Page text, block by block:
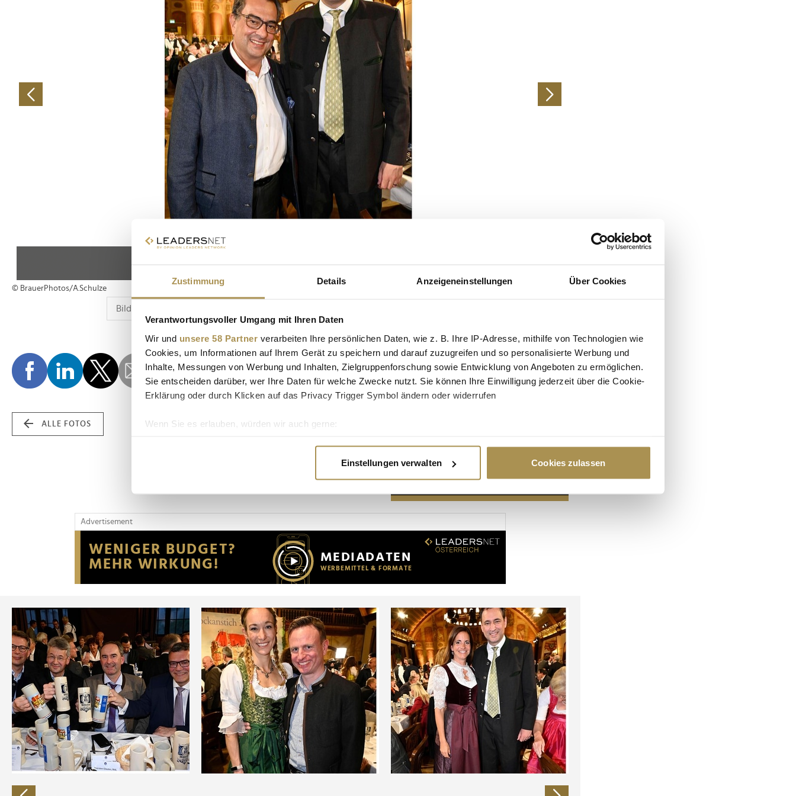
Zustimmung Details Anzeigeneinstellungen Über Cookies
Verantwortungsvoller Umgang mit Ihren Daten
Wir und unsere 58 Partner verarbeiten Ihre persönlichen Daten, wie z. B. Ihre IP-Adresse, mithilfe von Technologien wie
Cookies, um Informationen auf Ihrem Gerät zu speichern und darauf zuzugreifen und so personalisierte Werbung und
Inhalte, Messungen von Werbung und Inhalten, Zielgruppenforschung sowie Entwicklung von Angeboten zu ermöglichen.
Sie entscheiden darüber, wer Ihre Daten für welche Zwecke nutzt. Sie können Ihre Einwilligung jederzeit über die Cookie-
Erklärung oder durch Klicken auf das Privacy Trigger Symbol ändern oder widerrufen
Wenn Sie es erlauben, würden wir auch gerne:
Erfahren Sie mehr darüber, wie Ihre persönlichen Daten verarbeitet werden, und legen Sie Ihre Präferenzen im
Wir verwenden Cookies, um Inhalte und Anzeigen zu personalisieren, Funktionen für soziale Medien anbieten zu können
Website an unsere Partner für soziale Medien, Werbung und Analysen weiter. Unsere Partner führen diese Informationen
möglicherweise mit weiteren Daten zusammen, die Sie ihnen bereitgestellt haben oder die sie im Rahmen Ihrer Nutzung
der Dienste gesammelt haben.
Einstellungen verwalten Cookies zulassen
© BrauerPhotos/A.Schulze
ALLE FOTOS
Advertisement
Advertisement